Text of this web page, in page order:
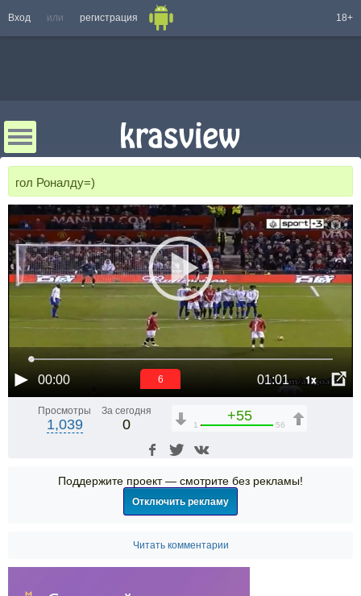
Вход или регистрация 18+
гол Роналду=)
00:00 01:01 1x
5
Просмотры
1,039
За сегодня
0
+55
1 56
Поддержите проект — смотрите без рекламы!
Отключить рекламу
Читать комментарии